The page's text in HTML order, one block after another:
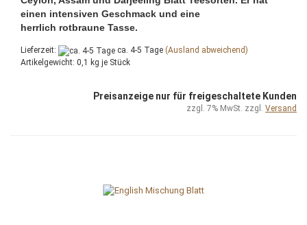
einen intensiven Geschmack und eine
herrlich rotbraune Tasse.
Lieferzeit: ca. 4-5 Tage (Ausland abweichend)
Artikelgewicht: 0,1 kg je Stück
Preisanzeige nur für freigeschaltete Kunden
zzgl. 7% MwSt. zzgl. Versand